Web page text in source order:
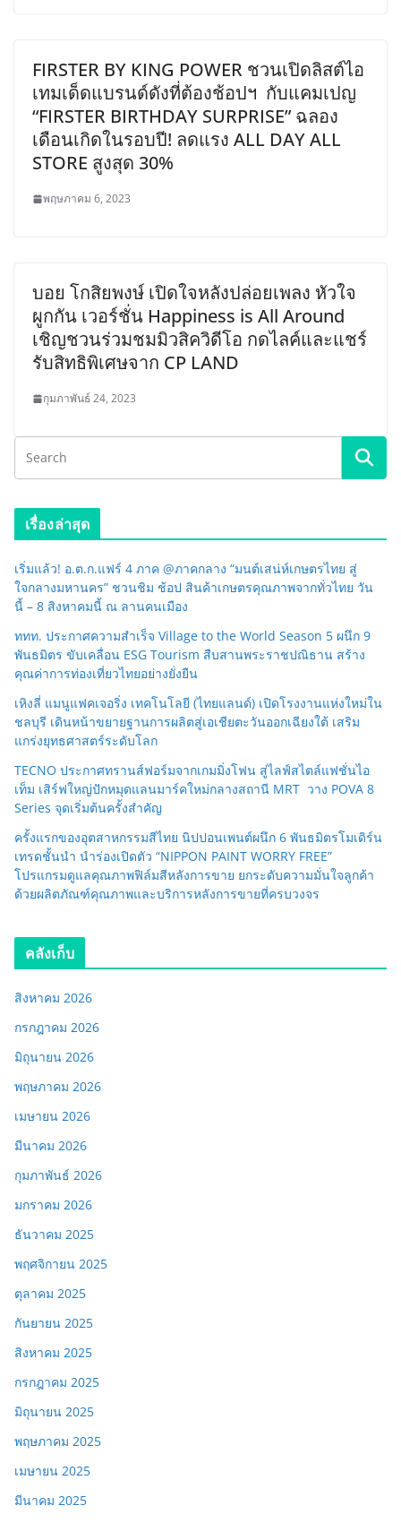
FIRSTER BY KING POWER ชวนเปิดลิสต์ไอ
เทมเด็ดแบรนด์ดังที่ต้องช้อปฯ กับแคมเปญ
“FIRSTER BIRTHDAY SURPRISE” ฉลอง
เดือนเกิดในรอบปี! ลดแรง ALL DAY ALL
STORE สูงสุด 30%
พฤษภาคม 6, 2023
บอย โกสิยพงษ์ เปิดใจหลังปล่อยเพลง หัวใจ
ผูกกัน เวอร์ชั่น Happiness is All Around
เชิญชวนร่วมชมมิวสิควิดีโอ กดไลค์และแชร์
รับสิทธิพิเศษจาก CP LAND
กุมภาพันธ์ 24, 2023
เรื่องล่าสุด
เริ่มแล้ว! อ.ต.ก.แฟร์ 4 ภาค @ภาคกลาง “มนต์เสน่ห์เกษตรไทย สู่
ใจกลางมหานคร” ชวนชิม ช้อป สินค้าเกษตรคุณภาพจากทั่วไทย วัน
นี้ – 8 สิงหาคมนี้ ณ ลานคนเมือง
ททท. ประกาศความสำเร็จ Village to the World Season 5 ผนึก 9
พันธมิตร ขับเคลื่อน ESG Tourism สืบสานพระราชปณิธาน สร้าง
คุณค่าการท่องเที่ยวไทยอย่างยั่งยืน
เหิงลี่ แมนูแฟคเจอริ่ง เทคโนโลยี (ไทยแลนด์) เปิดโรงงานแห่งใหม่ใน
ชลบุรี เดินหน้าขยายฐานการผลิตสู่เอเชียตะวันออกเฉียงใต้ เสริม
แกร่งยุทธศาสตร์ระดับโลก
TECNO ประกาศทรานส์ฟอร์มจากเกมมิ่งโฟน สู่ไลฟ์สไตล์แฟชั่นไอ
เท็ม เสิร์ฟใหญ่ปักหมุดแลนมาร์คใหม่กลางสถานี MRT วาง POVA 8
Series จุดเริ่มต้นครั้งสำคัญ
ครั้งแรกของอุตสาหกรรมสีไทย นิปปอนเพนต์ผนึก 6 พันธมิตรโมเดิร์น
เทรดชั้นนำ นำร่องเปิดตัว “NIPPON PAINT WORRY FREE”
โปรแกรมดูแลคุณภาพฟิล์มสีหลังการขาย ยกระดับความมั่นใจลูกค้า
ด้วยผลิตภัณฑ์คุณภาพและบริการหลังการขายที่ครบวงจร
คลังเก็บ
สิงหาคม 2026
กรกฎาคม 2026
มิถุนายน 2026
พฤษภาคม 2026
เมษายน 2026
มีนาคม 2026
กุมภาพันธ์ 2026
มกราคม 2026
ธันวาคม 2025
พฤศจิกายน 2025
ตุลาคม 2025
กันยายน 2025
สิงหาคม 2025
กรกฎาคม 2025
มิถุนายน 2025
พฤษภาคม 2025
เมษายน 2025
มีนาคม 2025